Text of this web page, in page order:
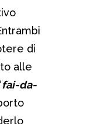
di
alle
fai-da-